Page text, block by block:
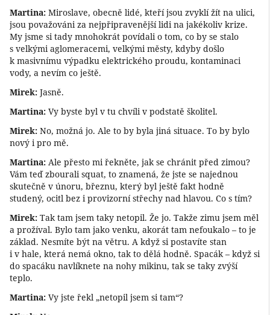
Martina: Miroslave, obecně lidé, kteří jsou zvyklí žít na ulici,
jsou považováni za nejpřipravenější lidi na jakékoliv krize.
My jsme si tady mnohokrát povídali o tom, co by se stalo
s velkými aglomeracemi, velkými městy, kdyby došlo
k masivnímu výpadku elektrického proudu, kontaminaci
vody, a nevím co ještě.
Mirek: Jasně.
Martina: Vy byste byl v tu chvíli v podstatě školitel.
Mirek: No, možná jo. Ale to by byla jiná situace. To by bylo
nový i pro mě.
Martina: Ale přesto mi řekněte, jak se chránit před zimou?
Vám teď zbourali squat, to znamená, že jste se najednou
skutečně v únoru, březnu, který byl ještě fakt hodně
studený, ocitl bez i provizorní střechy nad hlavou. Co s tím?
Mirek: Tak tam jsem taky netopil. Že jo. Takže zimu jsem měl
a prožíval. Bylo tam jako venku, akorát tam nefoukalo – to je
základ. Nesmíte být na větru. A když si postavíte stan
i v hale, která nemá okno, tak to dělá hodně. Spacák – když si
do spacáku navlíknete na nohy mikinu, tak se taky zvýší
teplo.
Martina: Vy jste řekl „netopil jsem si tam“?